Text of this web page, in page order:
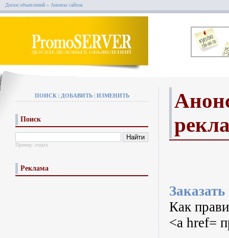
Доски объявлений » Анонсы сайтов
ПОИСК| ДОБАВИТЬ| ИЗМЕНИТЬ
Поиск
Пример: отдых
Реклама
Как
<a href=